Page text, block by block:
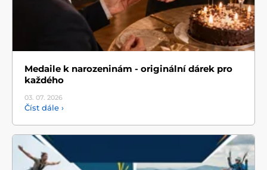
Medaile k narozeninám - originální dárek pro
každého
03. 07. 2026
Číst dále ›